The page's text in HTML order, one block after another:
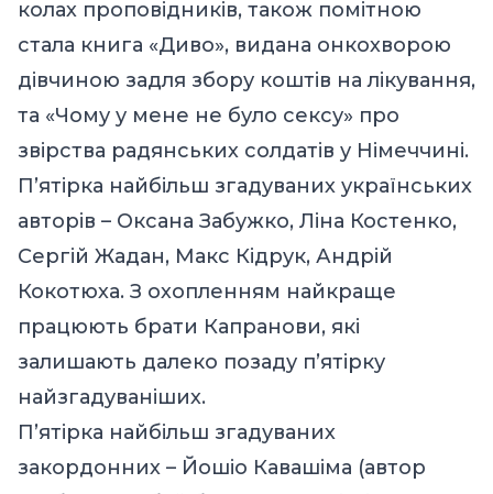
колах проповідників, також помітною
стала книга «Диво», видана онкохворою
дівчиною задля збору коштів на лікування,
та «Чому у мене не було сексу» про
звірства радянських солдатів у Німеччині.
П’ятірка найбільш згадуваних українських
авторів – Оксана Забужко, Ліна Костенко,
Сергій Жадан, Макс Кідрук, Андрій
Кокотюха. З охопленням найкраще
працюють брати Капранови, які
залишають далеко позаду п’ятірку
найзгадуваніших.
П’ятірка найбільш згадуваних
закордонних – Йошіо Кавашіма (автор